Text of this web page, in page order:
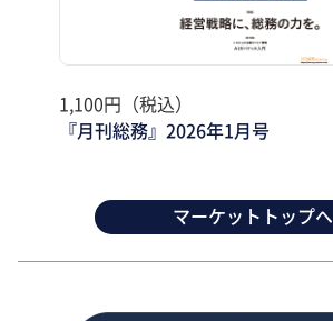
1,100円（税込）
『月刊総務』2026年1月号
マーケットトップへ